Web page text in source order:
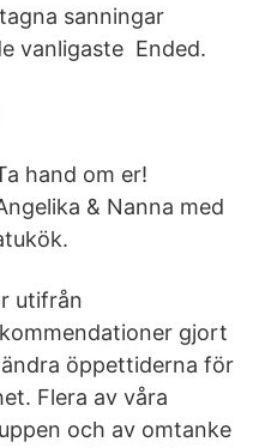
sanningar
vanligaste Ended.
hand om er!
& Nanna med
utifrån
gjort
öppettiderna för
Flera av våra
och av omtanke